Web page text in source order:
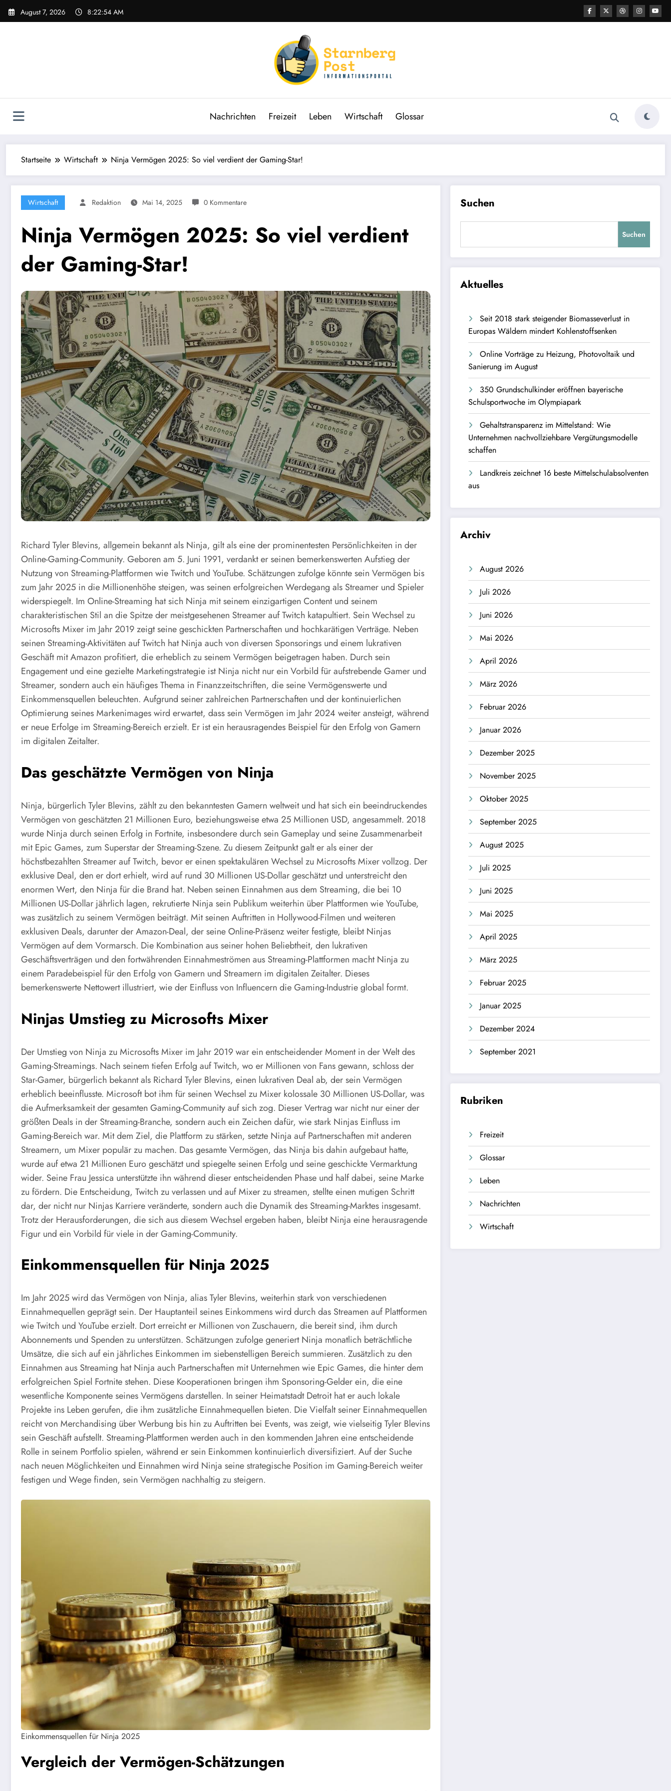
Zum
Inhalt
August 7, 2026 8:22:55 AM
Nachrichten Freizeit Leben Wirtschaft Glossar
Startseite Wirtschaft Ninja Vermögen 2025: So viel verdient der Gaming-Star!
Wirtschaft Redaktion Mai 14, 2025 0 Kommentare
Ninja Vermögen 2025: So viel verdient
der Gaming-Star!
Richard Tyler Blevins, allgemein bekannt als Ninja, gilt als eine der prominentesten Persönlichkeiten in der
Online-Gaming-Community. Geboren am 5. Juni 1991, verdankt er seinen bemerkenswerten Aufstieg der
Nutzung von Streaming-Plattformen wie Twitch und YouTube. Schätzungen zufolge könnte sein Vermögen bis
zum Jahr 2025 in die Millionenhöhe steigen, was seinen erfolgreichen Werdegang als Streamer und Spieler
widerspiegelt. Im Online-Streaming hat sich Ninja mit seinem einzigartigen Content und seinem
charakteristischen Stil an die Spitze der meistgesehenen Streamer auf Twitch katapultiert. Sein Wechsel zu
Microsofts Mixer im Jahr 2019 zeigt seine geschickten Partnerschaften und hochkarätigen Verträge. Neben
seinen Streaming-Aktivitäten auf Twitch hat Ninja auch von diversen Sponsorings und einem lukrativen
Geschäft mit Amazon profitiert, die erheblich zu seinem Vermögen beigetragen haben. Durch sein
Engagement und eine gezielte Marketingstrategie ist Ninja nicht nur ein Vorbild für aufstrebende Gamer und
Streamer, sondern auch ein häufiges Thema in Finanzzeitschriften, die seine Vermögenswerte und
Einkommensquellen beleuchten. Aufgrund seiner zahlreichen Partnerschaften und der kontinuierlichen
Optimierung seines Markenimages wird erwartet, dass sein Vermögen im Jahr 2024 weiter ansteigt, während
er neue Erfolge im Streaming-Bereich erzielt. Er ist ein herausragendes Beispiel für den Erfolg von Gamern
im digitalen Zeitalter.
Das geschätzte Vermögen von Ninja
Ninja, bürgerlich Tyler Blevins, zählt zu den bekanntesten Gamern weltweit und hat sich ein beeindruckendes
Vermögen von geschätzten 21 Millionen Euro, beziehungsweise etwa 25 Millionen USD, angesammelt. 2018
wurde Ninja durch seinen Erfolg in Fortnite, insbesondere durch sein Gameplay und seine Zusammenarbeit
mit Epic Games, zum Superstar der Streaming-Szene. Zu diesem Zeitpunkt galt er als einer der
höchstbezahlten Streamer auf Twitch, bevor er einen spektakulären Wechsel zu Microsofts Mixer vollzog. Der
exklusive Deal, den er dort erhielt, wird auf rund 30 Millionen US-Dollar geschätzt und unterstreicht den
enormen Wert, den Ninja für die Brand hat. Neben seinen Einnahmen aus dem Streaming, die bei 10
Millionen US-Dollar jährlich lagen, rekrutierte Ninja sein Publikum weiterhin über Plattformen wie YouTube,
was zusätzlich zu seinem Vermögen beiträgt. Mit seinen Auftritten in Hollywood-Filmen und weiteren
exklusiven Deals, darunter der Amazon-Deal, der seine Online-Präsenz weiter festigte, bleibt Ninjas
Vermögen auf dem Vormarsch. Die Kombination aus seiner hohen Beliebtheit, den lukrativen
Geschäftsverträgen und den fortwährenden Einnahmeströmen aus Streaming-Plattformen macht Ninja zu
einem Paradebeispiel für den Erfolg von Gamern und Streamern im digitalen Zeitalter. Dieses
bemerkenswerte Nettowert illustriert, wie der Einfluss von Influencern die Gaming-Industrie global formt.
Ninjas Umstieg zu Microsofts Mixer
Der Umstieg von Ninja zu Microsofts Mixer im Jahr 2019 war ein entscheidender Moment in der Welt des
Gaming-Streamings. Nach seinem tiefen Erfolg auf Twitch, wo er Millionen von Fans gewann, schloss der
Star-Gamer, bürgerlich bekannt als Richard Tyler Blevins, einen lukrativen Deal ab, der sein Vermögen
erheblich beeinflusste. Microsoft bot ihm für seinen Wechsel zu Mixer kolossale 30 Millionen US-Dollar, was
die Aufmerksamkeit der gesamten Gaming-Community auf sich zog. Dieser Vertrag war nicht nur einer der
größten Deals in der Streaming-Branche, sondern auch ein Zeichen dafür, wie stark Ninjas Einfluss im
Gaming-Bereich war. Mit dem Ziel, die Plattform zu stärken, setzte Ninja auf Partnerschaften mit anderen
Streamern, um Mixer populär zu machen. Das gesamte Vermögen, das Ninja bis dahin aufgebaut hatte,
wurde auf etwa 21 Millionen Euro geschätzt und spiegelte seinen Erfolg und seine geschickte Vermarktung
wider. Seine Frau Jessica unterstützte ihn während dieser entscheidenden Phase und half dabei, seine Marke
zu fördern. Die Entscheidung, Twitch zu verlassen und auf Mixer zu streamen, stellte einen mutigen Schritt
dar, der nicht nur Ninjas Karriere veränderte, sondern auch die Dynamik des Streaming-Marktes insgesamt.
Trotz der Herausforderungen, die sich aus diesem Wechsel ergeben haben, bleibt Ninja eine herausragende
Figur und ein Vorbild für viele in der Gaming-Community.
Einkommensquellen für Ninja 2025
Im Jahr 2025 wird das Vermögen von Ninja, alias Tyler Blevins, weiterhin stark von verschiedenen
Einnahmequellen geprägt sein. Der Hauptanteil seines Einkommens wird durch das Streamen auf Plattformen
wie Twitch und YouTube erzielt. Dort erreicht er Millionen von Zuschauern, die bereit sind, ihm durch
Abonnements und Spenden zu unterstützen. Schätzungen zufolge generiert Ninja monatlich beträchtliche
Umsätze, die sich auf ein jährliches Einkommen im siebenstelligen Bereich summieren. Zusätzlich zu den
Einnahmen aus Streaming hat Ninja auch Partnerschaften mit Unternehmen wie Epic Games, die hinter dem
erfolgreichen Spiel Fortnite stehen. Diese Kooperationen bringen ihm Sponsoring-Gelder ein, die eine
wesentliche Komponente seines Vermögens darstellen. In seiner Heimatstadt Detroit hat er auch lokale
Projekte ins Leben gerufen, die ihm zusätzliche Einnahmequellen bieten. Die Vielfalt seiner Einnahmequellen
reicht von Merchandising über Werbung bis hin zu Auftritten bei Events, was zeigt, wie vielseitig Tyler Blevins
sein Geschäft aufstellt. Streaming-Plattformen werden auch in den kommenden Jahren eine entscheidende
Rolle in seinem Portfolio spielen, während er sein Einkommen kontinuierlich diversifiziert. Auf der Suche
nach neuen Möglichkeiten und Einnahmen wird Ninja seine strategische Position im Gaming-Bereich weiter
festigen und Wege finden, sein Vermögen nachhaltig zu steigern.
Einkommensquellen für Ninja 2025
Vergleich der Vermögen-Schätzungen
Suchen
Suchen
Aktuelles
Seit 2018 stark steigender Biomasseverlust in
Europas Wäldern mindert Kohlenstoffsenken
Online Vorträge zu Heizung, Photovoltaik und
Sanierung im August
350 Grundschulkinder eröffnen bayerische
Schulsportwoche im Olympiapark
Gehaltstransparenz im Mittelstand: Wie
Unternehmen nachvollziehbare Vergütungsmodelle
schaffen
Landkreis zeichnet 16 beste Mittelschulabsolventen
aus
Archiv
August 2026
Juli 2026
Juni 2026
Mai 2026
April 2026
März 2026
Februar 2026
Januar 2026
Dezember 2025
November 2025
Oktober 2025
September 2025
August 2025
Juli 2025
Juni 2025
Mai 2025
April 2025
März 2025
Februar 2025
Januar 2025
Dezember 2024
September 2021
Rubriken
Freizeit
Glossar
Leben
Nachrichten
Wirtschaft